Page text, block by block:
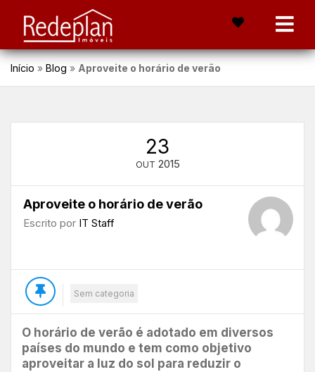
Início » Blog » Aproveite o horário de verão
23
OUT 2015
Aproveite o horário de verão
Escrito por IT Staff
Sem categoria
O horário de verão é adotado em diversos
países do mundo e tem como objetivo
aproveitar a luz do sol para reduzir o